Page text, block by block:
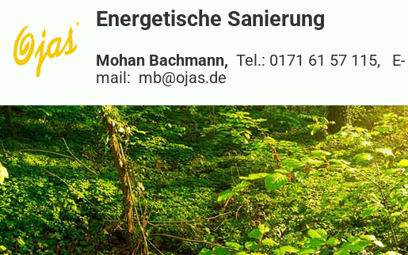
Energetische Sanierung
Mohan Bachmann, Tel.: 0171 61 57 115, E-
mail: mb@ojas.de